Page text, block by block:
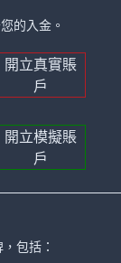
的入金。
開立真實賬
戶
開立模擬賬
戶
包括：